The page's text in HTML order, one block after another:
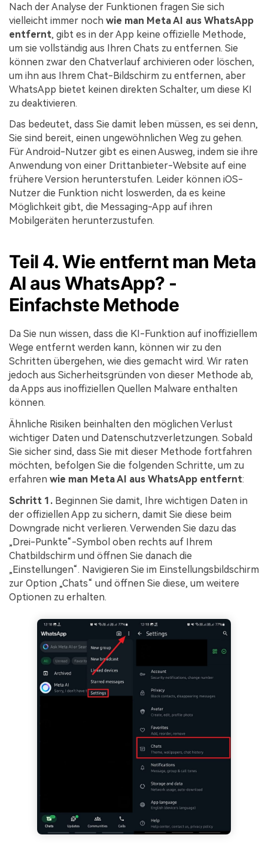
Nach der Analyse der Funktionen fragen Sie sich
vielleicht immer noch wie man Meta AI aus WhatsApp
entfernt, gibt es in der App keine offizielle Methode,
um sie vollständig aus Ihren Chats zu entfernen. Sie
können zwar den Chatverlauf archivieren oder löschen,
um ihn aus Ihrem Chat-Bildschirm zu entfernen, aber
WhatsApp bietet keinen direkten Schalter, um diese KI
zu deaktivieren.
Das bedeutet, dass Sie damit leben müssen, es sei denn,
Sie sind bereit, einen ungewöhnlichen Weg zu gehen.
Für Android-Nutzer gibt es einen Ausweg, indem sie ihre
Anwendung von einer Drittanbieter-Website auf eine
frühere Version herunterstufen. Leider können iOS-
Nutzer die Funktion nicht loswerden, da es keine
Möglichkeit gibt, die Messaging-App auf ihren
Mobilgeräten herunterzustufen.
Teil 4. Wie entfernt man Meta
AI aus WhatsApp? -
Einfachste Methode
Da Sie nun wissen, dass die KI-Funktion auf inoffiziellem
Wege entfernt werden kann, können wir zu den
Schritten übergehen, wie dies gemacht wird. Wir raten
jedoch aus Sicherheitsgründen von dieser Methode ab,
da Apps aus inoffiziellen Quellen Malware enthalten
können.
Ähnliche Risiken beinhalten den möglichen Verlust
wichtiger Daten und Datenschutzverletzungen. Sobald
Sie sicher sind, dass Sie mit dieser Methode fortfahren
möchten, befolgen Sie die folgenden Schritte, um zu
erfahren wie man Meta AI aus WhatsApp entfernt:
Schritt 1. Beginnen Sie damit, Ihre wichtigen Daten in
der offiziellen App zu sichern, damit Sie diese beim
Downgrade nicht verlieren. Verwenden Sie dazu das
„Drei-Punkte“-Symbol oben rechts auf Ihrem
Chatbildschirm und öffnen Sie danach die
„Einstellungen“. Navigieren Sie im Einstellungsbildschirm
zur Option „Chats“ und öffnen Sie diese, um weitere
Optionen zu erhalten.